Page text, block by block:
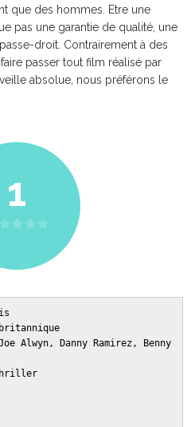
que des hommes. Etre une
pas une garantie de qualité, une
droit. Contrairement à des
passer tout film réalisé par
absolue, nous préférons le
1
Alwyn, Danny Ramirez, Benny